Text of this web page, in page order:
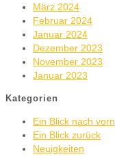
März 2024
Februar 2024
Januar 2024
Dezember 2023
November 2023
Januar 2023
Kategorien
Ein Blick nach vorn
Ein Blick zurück
Neuigkeiten